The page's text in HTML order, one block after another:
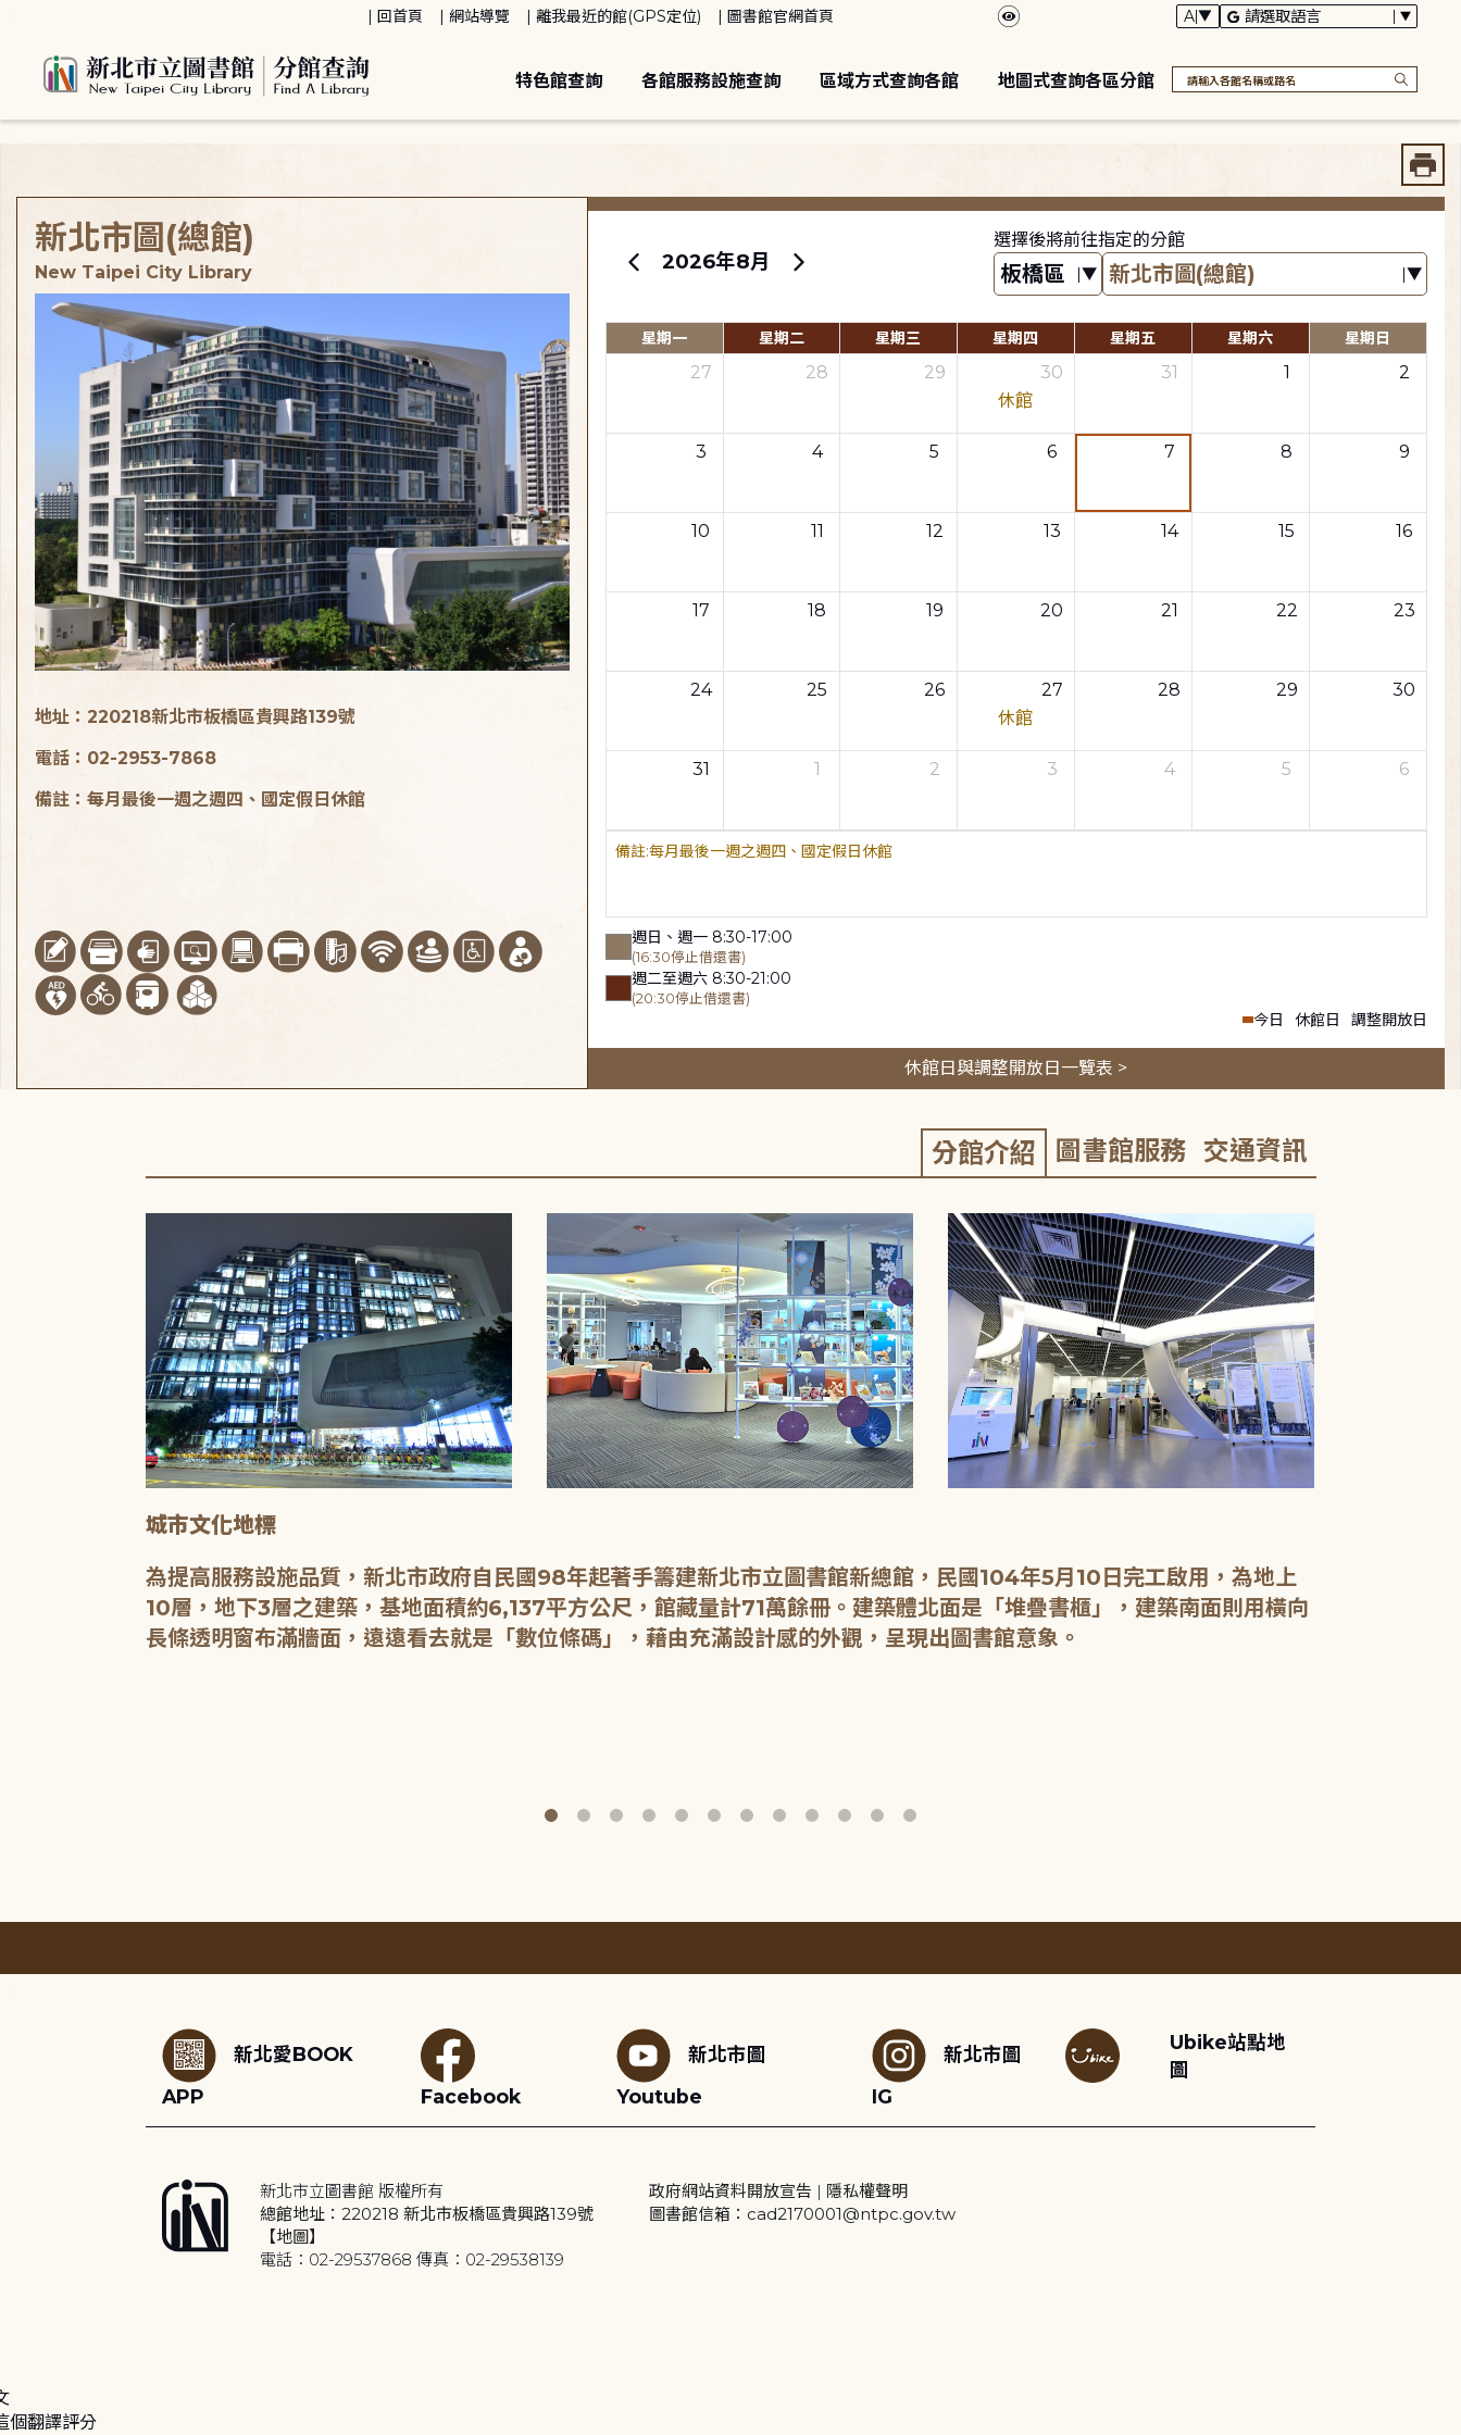
回首頁 網站導覽 離我最近的館(GPS定位) 圖書館官網首頁
特色館查詢 各館服務設施查詢 區域方式查詢各館 地圖式查詢各區分館
2026年8月
選擇後將前往指定的分館
星期一 星期二 星期三 星期四 星期五 星期六 星期日
27 28 29
30
休館
31 1 2
3 4 5 6 7 8 9
10 11 12 13 14 15 16
17 18 19 20 21 22 23
24 25 26
27
休館
28 29 30
31 1 2 3 4 5 6
每月最後一週之週四、國定假日休館
週日、週一 8:30-17:00
(16:30停止借還書)
週二至週六 8:30-21:00
(20:30停止借還書)
今日 休館日 調整開放日
休館日與調整開放日一覽表 >
新北市圖(總館)
New Taipei City Library
地址：220218新北市板橋區貴興路139號
電話：02-2953-7868
備註：每月最後一週之週四、國定假日休館
分館介紹 圖書館服務 交通資訊
城市文化地標
為提高服務設施品質，新北市政府自民國98年起著手籌建新北市立圖書館新總館，民國104年5月10日完工啟用，為地上
10層，地下3層之建築，基地面積約6,137平方公尺，館藏量計71萬餘冊。建築體北面是「堆疊書櫃」，建築南面則用橫向
長條透明窗布滿牆面，遠遠看去就是「數位條碼」，藉由充滿設計感的外觀，呈現出圖書館意象。
新北愛BOOK
APP
Facebook
新北市圖
Youtube
新北市圖
IG
Ubike站點地
圖
新北市立圖書館 版權所有
總館地址：220218 新北市板橋區貴興路139號
【地圖】
電話：02-29537868 傳真：02-29538139
政府網站資料開放宣告 | 隱私權聲明
圖書館信箱：cad2170001@ntpc.gov.tw
個翻譯評分